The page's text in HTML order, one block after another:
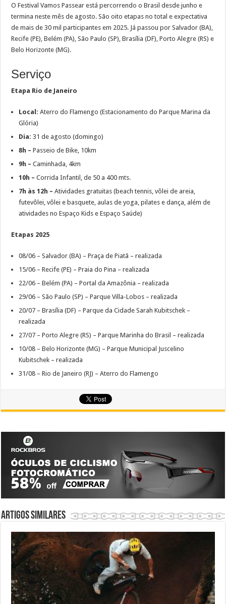
O Festival Vamos Passear está percorrendo o Brasil desde junho e
termina neste mês de agosto. São oito etapas no total e expectativa
de mais de 30 mil participantes em 2025. Já passou por Salvador (BA),
Recife (PE), Belém (PA), São Paulo (SP), Brasília (DF), Porto Alegre (RS) e
Belo Horizonte (MG).
Serviço
Etapa Rio de Janeiro
Local: Aterro do Flamengo (Estacionamento do Parque Marina da
Glória)
Dia: 31 de agosto (domingo)
8h – Passeio de Bike, 10km
9h – Caminhada, 4km
10h – Corrida Infantil, de 50 a 400 mts.
7h às 12h – Atividades gratuitas (beach tennis, vôlei de areia,
futevôlei, vôlei e basquete, aulas de yoga, pilates e dança, além de
atividades no Espaço Kids e Espaço Saúde)
Etapas 2025
08/06 – Salvador (BA) – Praça de Piatã – realizada
15/06 – Recife (PE) – Praia do Pina – realizada
22/06 – Belém (PA) – Portal da Amazônia – realizada
29/06 – São Paulo (SP) – Parque Villa-Lobos – realizada
20/07 – Brasília (DF) – Parque da Cidade Sarah Kubitschek –
realizada
27/07 – Porto Alegre (RS) – Parque Marinha do Brasil – realizada
10/08 – Belo Horizonte (MG) – Parque Municipal Juscelino
Kubitschek – realizada
31/08 – Rio de Janeiro (RJ) – Aterro do Flamengo
Artigos similares